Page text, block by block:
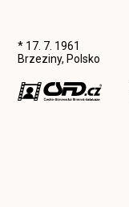
* 17. 7. 1961
Brzeziny, Polsko